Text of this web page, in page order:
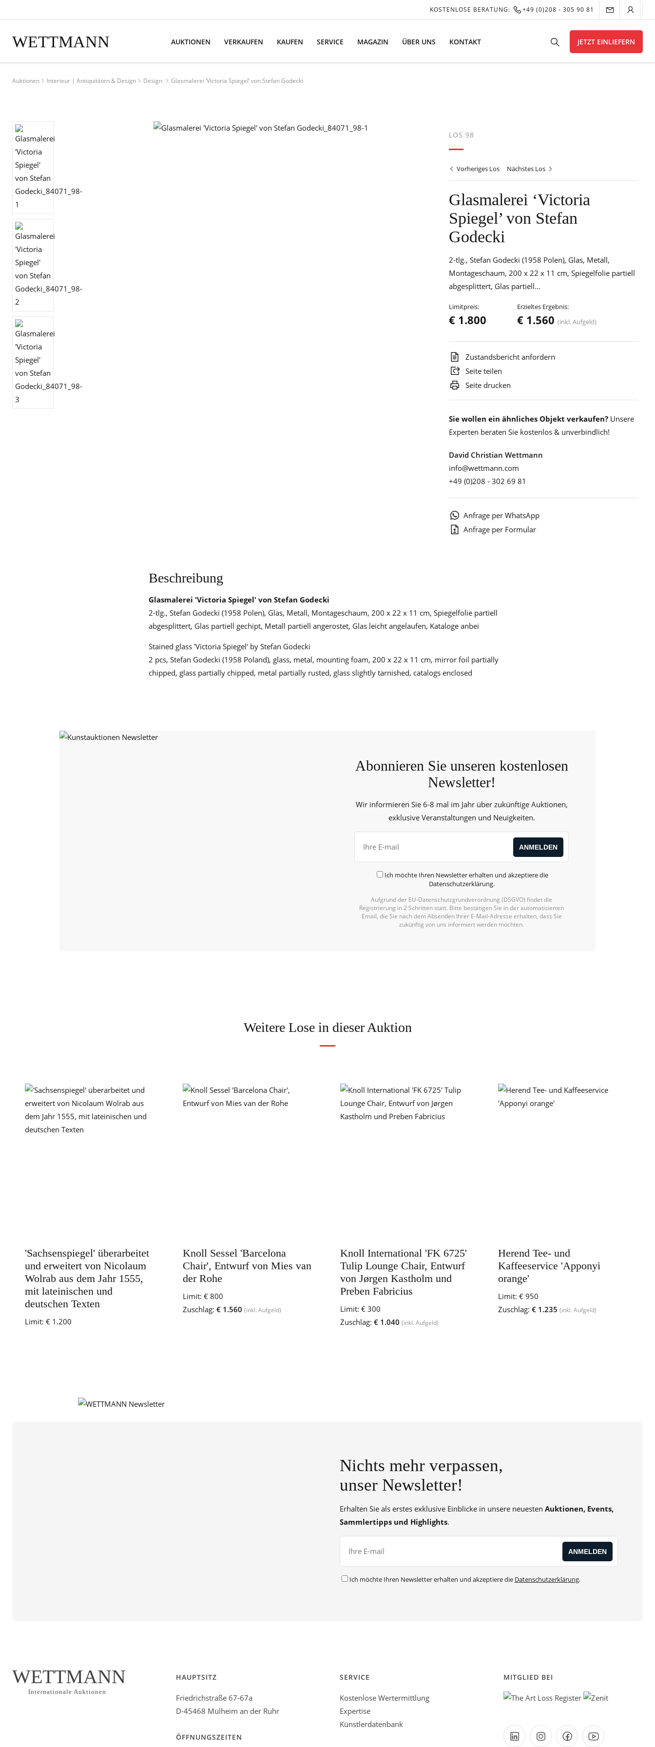
KOSTENLOSE BERATUNG: +49 (0)208 - 305 90 81
WETTMANN AUKTIONEN VERKAUFEN KAUFEN SERVICE MAGAZIN ÜBER UNS KONTAKT JETZT EINLIEFERN
Auktionen Interieur | Antiquitäten & Design Design Glasmalerei ‘Victoria Spiegel’ von Stefan Godecki
LOS 98
Vorheriges Los Nächstes Los
Glasmalerei ‘Victoria
Spiegel’ von Stefan
Godecki
2-tlg., Stefan Godecki (1958 Polen), Glas, Metall,
Montageschaum, 200 x 22 x 11 cm, Spiegelfolie partiell
abgesplittert, Glas partiell...
Limitpreis:
€ 1.800
Erzieltes Ergebnis:
€ 1.560 (inkl. Aufgeld)
Zustandsbericht anfordern
Seite teilen
Seite drucken
Sie wollen ein ähnliches Objekt verkaufen?Unsere
Experten beraten Sie kostenlos & unverbindlich!
David Christian Wettmann
info@wettmann.com
+49 (0)208 - 302 69 81
Anfrage per WhatsApp
Anfrage per Formular
Beschreibung
Glasmalerei 'Victoria Spiegel' von Stefan Godecki
2-tlg., Stefan Godecki (1958 Polen), Glas, Metall, Montageschaum, 200 x 22 x 11 cm, Spiegelfolie partiell
abgesplittert, Glas partiell gechipt, Metall partiell angerostet, Glas leicht angelaufen, Kataloge anbei
Stained glass 'Victoria Spiegel' by Stefan Godecki
2 pcs, Stefan Godecki (1958 Poland), glass, metal, mounting foam, 200 x 22 x 11 cm, mirror foil partially
chipped, glass partially chipped, metal partially rusted, glass slightly tarnished, catalogs enclosed
Abonnieren Sie unseren kostenlosen
Newsletter!
Wir informieren Sie 6-8 mal im Jahr über zukünftige Auktionen,
exklusive Veranstaltungen und Neuigkeiten.
Ich möchte Ihren Newsletter erhalten und akzeptiere die
Datenschutzerklärung.
Aufgrund der EU-Datenschutzgrundverordnung (DSGVO) findet die
Registrierung in 2 Schritten statt. Bitte bestätigen Sie in der automatisierten
Email, die Sie nach dem Absenden Ihrer E-Mail-Adresse erhalten, dass Sie
zukünftig von uns informiert werden möchten.
Weitere Lose in dieser Auktion
'Sachsenspiegel' überarbeitet
und erweitert von Nicolaum
Wolrab aus dem Jahr 1555,
mit lateinischen und
deutschen Texten
Limit: € 1.200
Knoll Sessel 'Barcelona
Chair', Entwurf von Mies van
der Rohe
Limit: € 800
Zuschlag: € 1.560 (inkl. Aufgeld)
Knoll International 'FK 6725'
Tulip Lounge Chair, Entwurf
von Jørgen Kastholm und
Preben Fabricius
Limit: € 300
Zuschlag: € 1.040 (inkl. Aufgeld)
Herend Tee- und
Kaffeeservice 'Apponyi
orange'
Limit: € 950
Zuschlag: € 1.235 (inkl. Aufgeld)
Nichts mehr verpassen,
unser Newsletter!
Erhalten Sie als erstes exklusive Einblicke in unsere neuesten Auktionen, Events,
Sammlertipps und Highlights.
Ich möchte Ihren Newsletter erhalten und akzeptiere die Datenschutzerklärung.
WETTMANN
Internationale Auktionen
HAUPTSITZ
Friedrichstraße 67-67a
D-45468 Mülheim an der Ruhr
ÖFFNUNGSZEITEN
SERVICE
Kostenlose Wertermittlung
Expertise
Künstlerdatenbank
MITGLIED BEI